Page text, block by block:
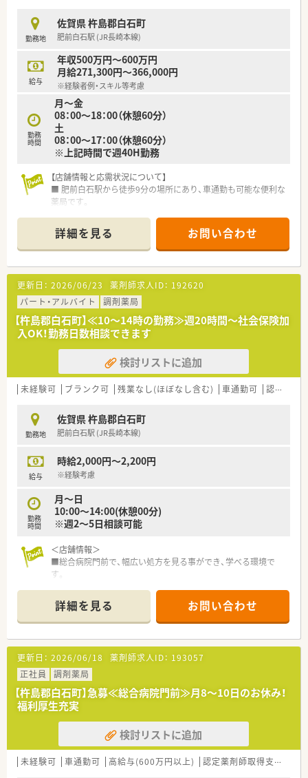
す。（2021年度実績）
＜長く働ける環境作り＞
■結婚・出産・育児において様々な休暇・祝金制度を設けておりま
す。
■全社員リフレッシュ休暇で年1回、連続5日間の休暇取得が可
能です。
■年間休日は109日と多く、月の休みは9日ほどございます。
■「子育てサポート企業」として、厚生労働大臣の認定を受けた
証でかつ継続的な促進をしている「プラチナくるみんマーク」の
認定を受けております。
■全店舗「調剤・監査・投薬」の流れのルールが統一されているた
■パートの方も勤務実績に準じて法定通りの有給休暇がござい
ます。
＜学べる研修制度＞
■外来がん認定薬剤師や漢方専門薬剤師も在籍しています。
■外来がん認定、糖尿病や在宅をケアする専門薬剤師を育てるプ
ロジェクトを開始し、勉強会や社内研修、学会参加、病院研修な
ど、様々な活動を行っています。
■オンラインにて朝8:00～8:15から30分実施。家事や通勤中な
ど「ながら研修」で参加が可能です。
■外来がん専門薬剤師2名による薬剤師を鍛える「マッスル研
修」、専属薬剤師による「漢方研修」、各店舗持ち回りで実施する
「専門科目研修」などがあります。
勤務地
佐賀県 杵島郡白石町
肥前白石駅 (JR長崎本線)
給与
年収500万円～600万円
月給271,300円～366,000円
※経験者例・スキル等考慮
勤務
時間
月～金
08：00～18：00（休憩60分）
土
08：00～17：00（休憩60分）
※上記時間で週40H勤務
【店舗情報と応需状況について】
■ 肥前白石駅から徒歩9分の場所にあり、車通勤も可能な便利な
薬局です。
枚の処方箋に対応しています。
■ 薬剤師9名、事務員10名という手厚い人員体制で、安心して業
務に取り組めます。
■無菌調剤室があり、地域連携薬局と専門医療機関連携薬局を認
定されております。
【募集背景と求める人物像について】
■ 今回は増員のための募集であり、地域医療の充実に貢献した
い方を求めています。
■ 内科や皮膚科の専門知識を深めたい方や、幅広い科目に挑戦
したい方を歓迎します。
■ チームワークを大切にし、患者様へ質の高いサービスを提供
できる方を求めています。
■ 残業時間は月に10時間以内に抑えられており、プライベート
を充実させることが可能です。
■ 研修制度が充実しているため、未経験の方や経験の少ない方
■ 内科と皮膚科を中心に処方箋を応需しており、専門性を高め
られる環境です。
【勤務実態について】
■ 4週8休制で日祝とその他シフトによる休日があり、年間休日
も確保されています。
リハリをつけて働けます。
■ 休憩時間はしっかりと確保され、定時退社を基本とする働き
方を実現しています。
詳細を見る お問い合わせ
更新日： 2026/06/23 薬剤師求人ID： 192620
パート・アルバイト
調剤薬局
【杵島郡白石町】≪10～14時の勤務≫週20時間～社会保険加
入OK！勤務日数相談できます
検討リストに追加
未経験可 ブランク可 残業なし(ほぼなし含む) 車通勤可 認定薬剤師取得支援あり
勤務地
佐賀県 杵島郡白石町
肥前白石駅 (JR長崎本線)
給与
時給2,000円～2,200円
※経験考慮
勤務
時間
月～日
10:00～14:00(休憩00分)
※週2～5日相談可能
＜店舗情報＞
■総合病院門前で、幅広い処方を見る事ができ、学べる環境で
す。
店舗ですが、薬剤師6名在籍しており近隣からのヘルプ体制も整
っているのでメリハリをつけて働きたい方にもオススメです。
■病院の目の前にあり、すぐ近くにスーパーもあるのでお買い物
にも便利な立地です。
■外来調剤の他に施設や個人在宅にも対応しています。
■1,000品目以上の医薬品を取り扱っています。
＜こんな会社です＞
■佐賀県を中心に、福岡県、熊本県、長崎県、関東エリアに80店舗
以上展開している創業100年を超える老舗企業です。
■今後の業界の方向性を見据えた先進性のある企業です。「ダイ
レクトテレフォン」「トレーシングレポート」「24Hお薬電話相
談」「過誤防止システム全店導入」「ローソンと併設した店舗作
り」等対物から対人業務への移行、また処方箋だけに頼らない薬
詳細を見る お問い合わせ
更新日： 2026/06/18 薬剤師求人ID： 193057
正社員
調剤薬局
【杵島郡白石町】急募≪総合病院門前≫月8～10日のお休み！
福利厚生充実
検討リストに追加
未経験可 車通勤可 高給与(600万円以上) 認定薬剤師取得支援あり